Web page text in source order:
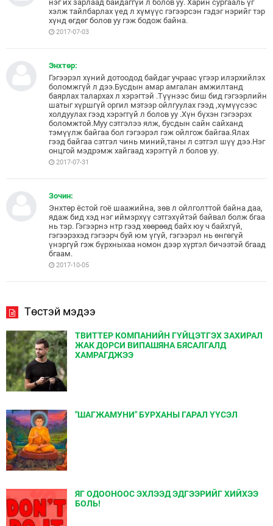
нэг их зарлаад байдаггүй л болов уу. Харин сургааль үг
хэлж тайлбарлах үед л хүмүүс гэгээрсэн гэдэг нэрийг тэр
хүнд өгдөг болов уу гэж бодож байна.
2017-07-03
Энхтөр:
Гэгээрэл хүний дотоодод байдаг учраас үгээр илэрхийлэх
боломжгүй л дээ.Бусдын амар амгалан амжилтанд
баярлах талархах л хэрэгтэй .Түүнээс биш бид гэгээрлийн
шатыг хүршгүй оргил мэтээр ойлгуулах гээд ,хүмүүсээс
холдуулах гээд хэрэггүй л болов уу .Хүн бүхэн гэгээрэх
боломжтой.Муу сэтгэлээ ялж, бусдын сайн сайханд
тэмүүлж байгаа бол гэгээрэл гэж ойлгож байгаа.Ялах
гээд байгаа сэтгэл чинь миний,таны л сэтгэл шүү дээ.Нэг
онцгой мэдрэмж хайгаад хэрэггүй л болов уу.
2017-07-31
Зочин:
Энхтөр ёстой гоё шаажийна, зөв л ойлголттой байна даа,
ядаж бид хэд нэг иймэрхүү сэтгэхүйтэй байвал болж бгаа
нь тэр. Гэгээрнэ нтр гээд хөөрөөд байх юу ч байхгүй,
гэгээрэхэд гэгээрч буй юм үгүй, гэгээрэл нь өнгөгүй
үнэргүй гэж бүрхныхаа номон дээр хүртэл бичээтэй бгаад
бгаам.
2017-10-05
Төстэй мэдээ
ТВИТТЕР КОМПАНИЙН ГҮЙЦЭТГЭХ ЗАХИРАЛ
ЖАК ДОРСИ ВИПАШЯНА БЯСАЛГАЛД
ХАМРАГДЖЭЭ
"ШАГЖАМУНИ" БУРХАНЫ ГАРАЛ ҮҮСЭЛ
ЯГ ОДООНООС ЭХЛЭЭД ЭДГЭЭРИЙГ ХИЙХЭЭ
БОЛЬ!